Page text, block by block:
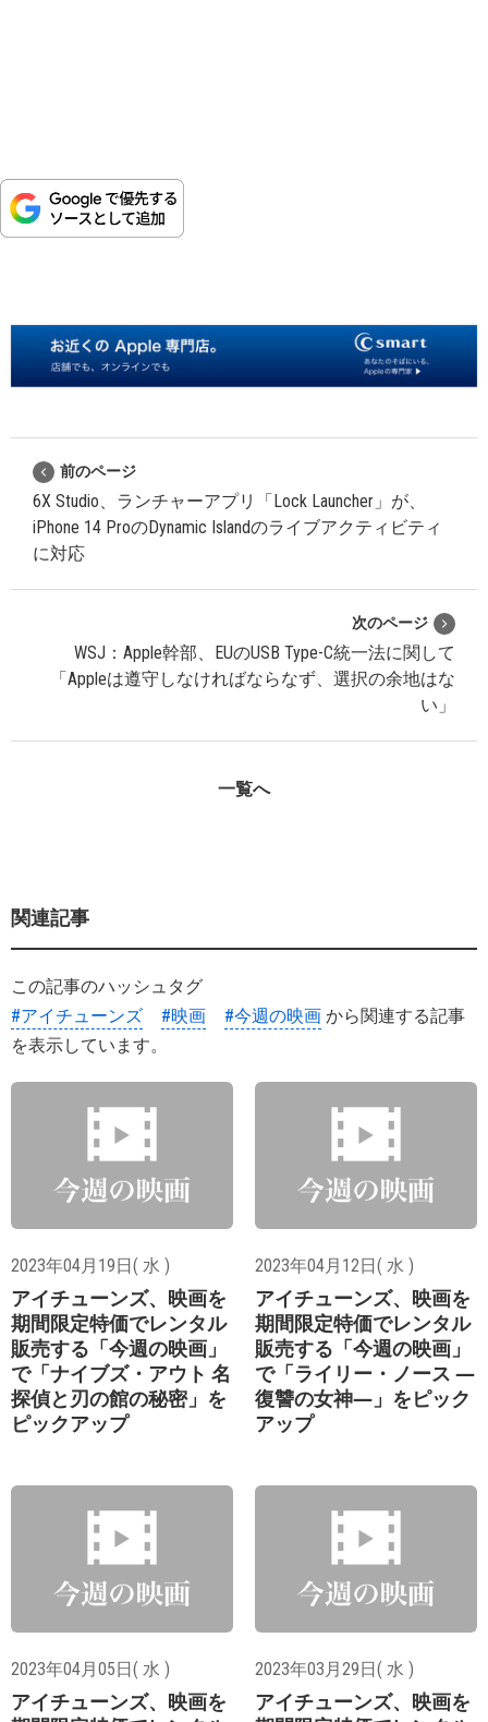
前のページ
6X Studio、ランチャーアプリ「Lock Launcher」が、
iPhone 14 ProのDynamic Islandのライブアクティビティ
に対応
次のページ
WSJ：Apple幹部、EUのUSB Type-C統一法に関して
「Appleは遵守しなければならなず、選択の余地はな
い」
一覧へ
関連記事
この記事のハッシュタグ
#アイチューンズ
#映画 #今週の映画 から関連する記事
を表示しています。
2023年04月19日( 水 )
アイチューンズ、映画を
期間限定特価でレンタル
販売する「今週の映画」
で「ナイブズ・アウト 名
探偵と刃の館の秘密」を
ピックアップ
2023年04月12日( 水 )
アイチューンズ、映画を
期間限定特価でレンタル
販売する「今週の映画」
で「ライリー・ノース ―
復讐の女神―」をピック
アップ
2023年04月05日( 水 )
アイチューンズ、映画を
2023年03月29日( 水 )
アイチューンズ、映画を